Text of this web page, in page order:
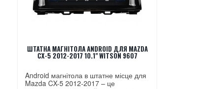
ШТАТНА МАГНІТОЛА ANDROID ДЛЯ MAZDA
CX-5 2012-2017 10.1" WITSON 9607
Android магнітола в штатне місце для
Mazda CX-5 2012-2017 – це